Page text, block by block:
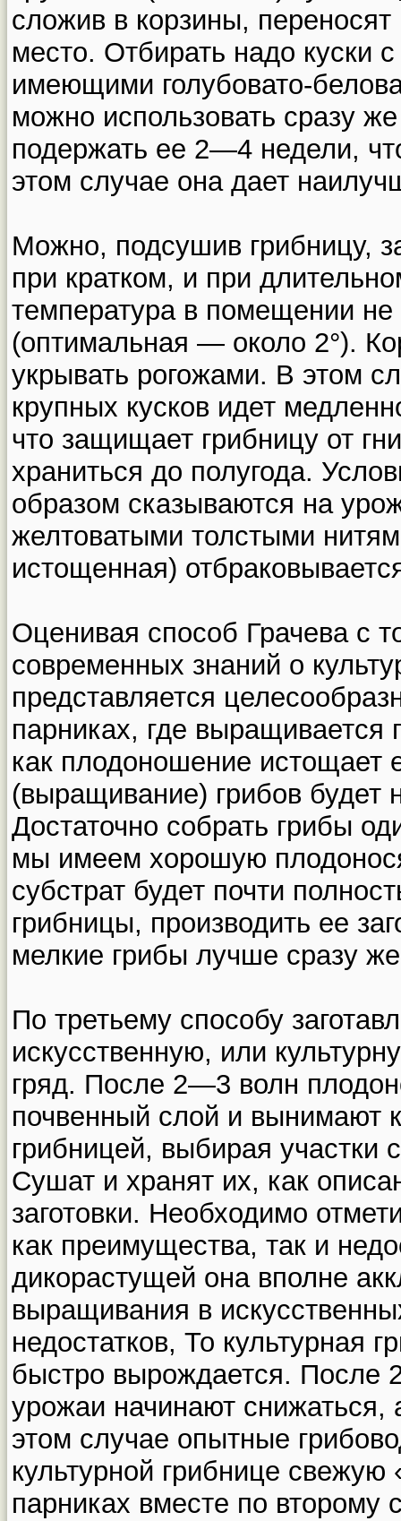
сложив в корзины,
место. Отбирать надо куски
имеющими голубовато-
можно использовать сразу
подержать ее 2—4 недели,
этом случае она дает
Можно, подсушив грибницу,
при кратком, и при
температура в помещении
(оптимальная — около 2°).
укрывать рогожами. В этом
крупных кусков идет
что защищает грибницу от
храниться до полугода.
образом сказываются на
желтоватыми толстыми
истощенная)
Оценивая способ Грачева с
современных знаний о
представляется
парниках, где
как плодоношение истощает
(выращивание) грибов будет
Достаточно собрать грибы
мы имеем хорошую
субстрат будет почти
грибницы, производить ее
мелкие грибы лучше сразу
По третьему способу
искусственную, или
гряд. После 2—3 волн
почвенный слой и вынимают
грибницей, выбирая участки
Сушат и хранят их, как
заготовки. Необходимо
как преимущества, так и
дикорастущей она вполне
выращивания в
недостатков, То культурная
быстро вырождается. После
урожаи начинают
этом случае опытные
культурной грибнице
парниках вместе по второму